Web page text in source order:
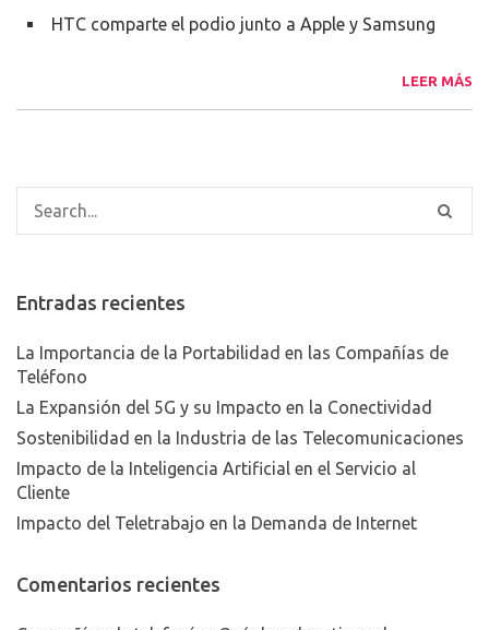
HTC comparte el podio junto a Apple y Samsung
LEER MÁS
Entradas recientes
La Importancia de la Portabilidad en las Compañías de
Teléfono
La Expansión del 5G y su Impacto en la Conectividad
Sostenibilidad en la Industria de las Telecomunicaciones
Impacto de la Inteligencia Artificial en el Servicio al
Cliente
Impacto del Teletrabajo en la Demanda de Internet
Comentarios recientes